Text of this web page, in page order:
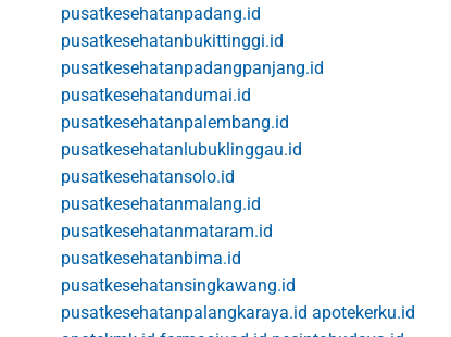
pusatkesehatanpadang.id
pusatkesehatanbukittinggi.id
pusatkesehatanpadangpanjang.id
pusatkesehatandumai.id
pusatkesehatanpalembang.id
pusatkesehatanlubuklinggau.id
pusatkesehatansolo.id
pusatkesehatanmalang.id
pusatkesehatanmataram.id
pusatkesehatanbima.id
pusatkesehatansingkawang.id
pusatkesehatanpalangkaraya.id apotekerku.id